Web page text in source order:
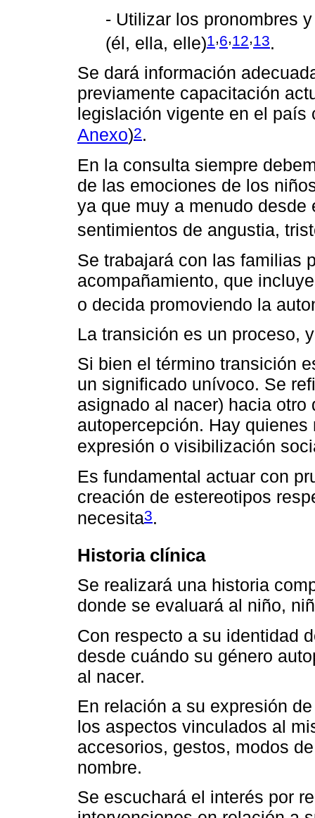
- Utilizar los pronombres
(él, ella, elle)1 6 12 13.
Se dará información
previamente capacitación
legislación vigente en el país
Anexo)2.
En la consulta siempre
de las emociones de los
ya que muy a menudo
sentimientos de angustia,
Se trabajará con las familias
acompañamiento, que
o decida promoviendo la
La transición es un proceso,
Si bien el término transición
un significado unívoco. Se
asignado al nacer) hacia
autopercepción. Hay
expresión o visibilización
Es fundamental actuar con
creación de estereotipos
necesita3.
Historia clínica
Se realizará una historia
donde se evaluará al niño,
Con respecto a su identidad
desde cuándo su género
al nacer.
En relación a su expresión
los aspectos vinculados al
accesorios, gestos, modos
nombre.
Se escuchará el interés por